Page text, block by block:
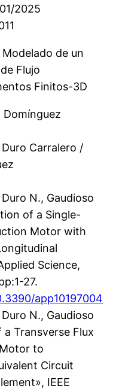
2025
de un
Flujo
Finitos-3D
Domínguez
Carralero /
N., Gaudioso
of a Single-
Motor with
Science,
27.
app10197004
N., Gaudioso
a Transverse Flux
to
Circuit
IEEE